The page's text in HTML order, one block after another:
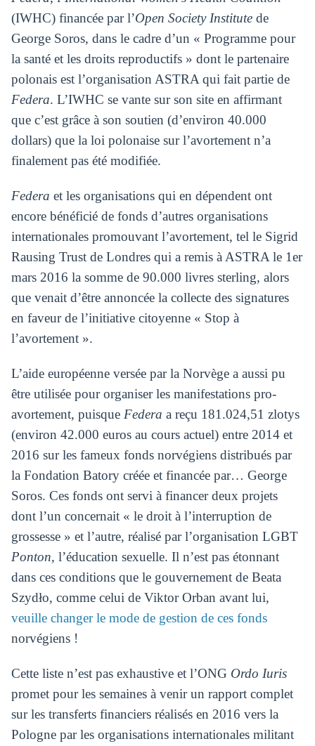
(IWHC) financée par l’Open Society Institutede
George Soros, dans le cadre d’un « Programme pour
la santé et les droits reproductifs » dont le partenaire
polonais est l’organisation ASTRA qui fait partie de
Federa. L’IWHC se vante sur son site en affirmant
que c’est grâce à son soutien (d’environ 40.000
dollars) que la loi polonaise sur l’avortement n’a
finalement pas été modifiée.
Federa et les organisations qui en dépendent ont
encore bénéficié de fonds d’autres organisations
internationales promouvant l’avortement, tel le Sigrid
Rausing Trust de Londres qui a remis à ASTRA le 1er
mars 2016 la somme de 90.000 livres sterling, alors
que venait d’être annoncée la collecte des signatures
en faveur de l’initiative citoyenne « Stop à
l’avortement ».
L’aide européenne versée par la Norvège a aussi pu
être utilisée pour organiser les manifestations pro-
avortement, puisque Federa a reçu 181.024,51 zlotys
(environ 42.000 euros au cours actuel) entre 2014 et
2016 sur les fameux fonds norvégiens distribués par
la Fondation Batory créée et financée par… George
Soros. Ces fonds ont servi à financer deux projets
dont l’un concernait « le droit à l’interruption de
grossesse » et l’autre, réalisé par l’organisation LGBT
Ponton, l’éducation sexuelle. Il n’est pas étonnant
dans ces conditions que le gouvernement de Beata
Szydło, comme celui de Viktor Orban avant lui,
veuille changer le mode de gestion de ces fonds
norvégiens !
Cette liste n’est pas exhaustive et l’ONG Ordo Iuris
promet pour les semaines à venir un rapport complet
sur les transferts financiers réalisés en 2016 vers la
Pologne par les organisations internationales militant